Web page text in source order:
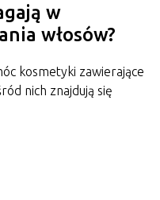
w
włosów?
kosmetyki zawierające
nich znajdują się